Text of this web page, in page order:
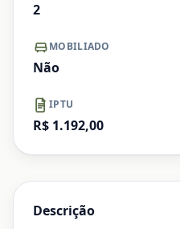
2
MOBILIADO
Não
IPTU
R$ 1.192,00
Descrição